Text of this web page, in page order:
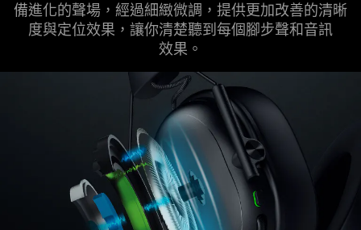
備進化的聲場，經過細緻微調，提供更加改善的清晰
度與定位效果，讓你清楚聽到每個腳步聲和音訊
效果 。